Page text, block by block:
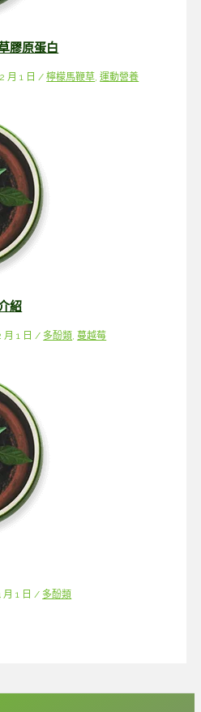
膠原蛋白
月 1 日/檸檬馬鞭草,運動營養
紹
月 1 日/ 多酚類, 蔓越莓
月 1 日/ 多酚類